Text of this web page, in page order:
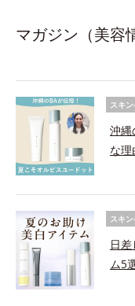
マガジン（美容
スキ
沖縄
な理
スキ
日
ム5